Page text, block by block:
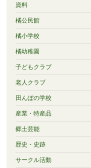
資料
橘公民館
橘小学校
橘幼稚園
子どもクラブ
老人クラブ
田んぼの学校
産業・特産品
郷土芸能
歴史・史跡
サークル活動